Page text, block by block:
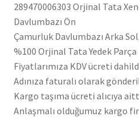
289470006303 Orjinal Tata
Davlumbazı Ön
Çamurluk Davlumbazı Arka
%100 Orjinal Tata Yedek Parça
Fiyatlarımıza KDV ücreti
Adınıza faturalı olarak
Kargo taşıma ücreti alıcıya
Anlaşmalı olduğumuz kargo